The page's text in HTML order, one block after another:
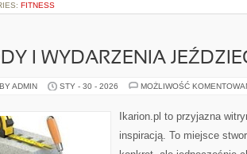
FITNESS
I WYDARZENIA
ADMIN STY - 30 - 2026 MOŻLIWOŚĆ
Ikarion.pl to przyjazna
inspiracją. To miejsce